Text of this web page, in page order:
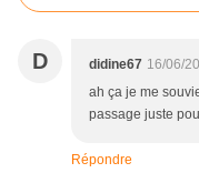
D didine67 16/06/
ah ça je me
passage juste
Répondre